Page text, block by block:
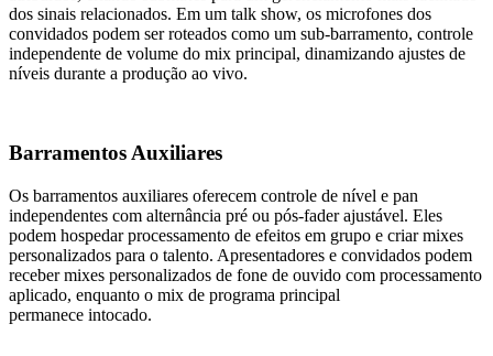
dos sinais relacionados. Em um talk show, os microfones dos
convidados podem ser roteados como um sub-barramento, controle
independente de volume do mix principal, dinamizando ajustes de
níveis durante a produção ao vivo.
Barramentos Auxiliares
Os barramentos auxiliares oferecem controle de nível e pan
independentes com alternância pré ou pós-fader ajustável. Eles
podem hospedar processamento de efeitos em grupo e criar mixes
personalizados para o talento. Apresentadores e convidados podem
receber mixes personalizados de fone de ouvido com processamento
aplicado, enquanto o mix de programa principal
permanece intocado.